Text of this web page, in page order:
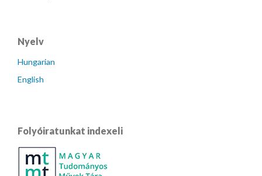
Nyelv
Hungarian
English
Folyóiratunkat indexeli